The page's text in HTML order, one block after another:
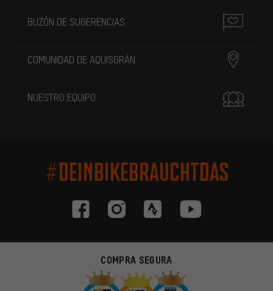
BUZÓN DE SUGERENCIAS
COMUNIDAD DE AQUISGRÁN
NUESTRO EQUIPO
#DEINBIKEBRAUCHTDAS
COMPRA SEGURA